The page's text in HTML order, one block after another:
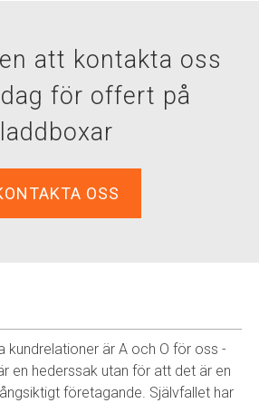
att kontakta oss
för offert på
laddboxar
OSS
kundrelationer är A och O för oss -
en hederssak utan för att det är en
företagande. Självfallet har